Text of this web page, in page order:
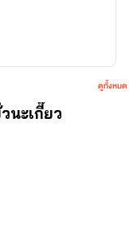
ดูทั้งหมด
นะเกี๊ยว